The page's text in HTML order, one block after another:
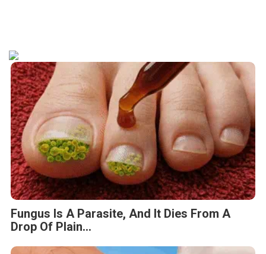
Fungus Is A Parasite, And It Dies From A
Drop Of Plain...